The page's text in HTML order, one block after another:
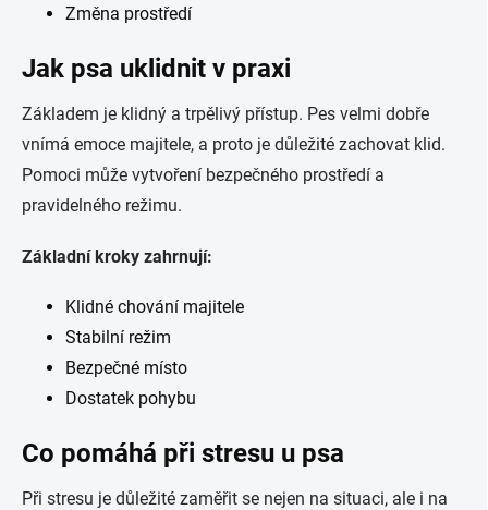
Změna prostředí
Jak psa uklidnit v praxi
Základem je klidný a trpělivý přístup. Pes velmi dobře
vnímá emoce majitele, a proto je důležité zachovat klid.
Pomoci může vytvoření bezpečného prostředí a
pravidelného režimu.
Základní kroky zahrnují:
Klidné chování majitele
Stabilní režim
Bezpečné místo
Dostatek pohybu
Co pomáhá při stresu u psa
Při stresu je důležité zaměřit se nejen na situaci, ale i na